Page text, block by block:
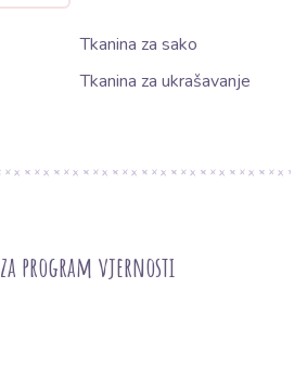
Tkanina za sako
Tkanina za ukrašavanje
za program vjernosti